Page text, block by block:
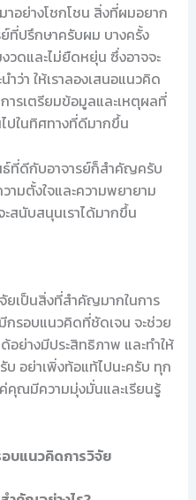
อย่างโชกโชน สิ่งที่ผมอยาก
ที่ปรึกษาครับผม บางครั้ง
วดและไม่ยืดหยุ่น ซึ่งอาจจะ
ว่า ให้เราลองเสนอแนวคิด
ารเตรียมข้อมูลและเหตุผลที่
ปในทิศทางที่ดีมากขึ้น
ที่ดีกับอาจารย์ก็สำคัญครับ
ามตั้งใจและความพยายาม
ะสนับสนุนเราได้มากขึ้น
เป็นสิ่งที่สำคัญมากในการ
กรอบแนวคิดที่ชัดเจน จะช่วย
อย่างมีประสิทธิภาพ และทำให้
อย่าเพิ่งท้อแท้ไปนะครับ ทุก
คุณมีความมุ่งมั่นและเรียนรู้
บแนวคิดการวิจัย